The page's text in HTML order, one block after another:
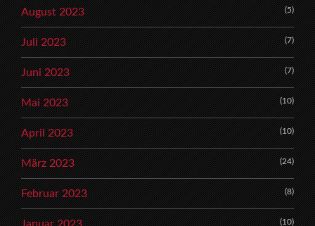
August 2023 (5)
Juli 2023 (7)
Juni 2023 (7)
Mai 2023 (10)
April 2023 (10)
März 2023 (24)
Februar 2023 (8)
(10)